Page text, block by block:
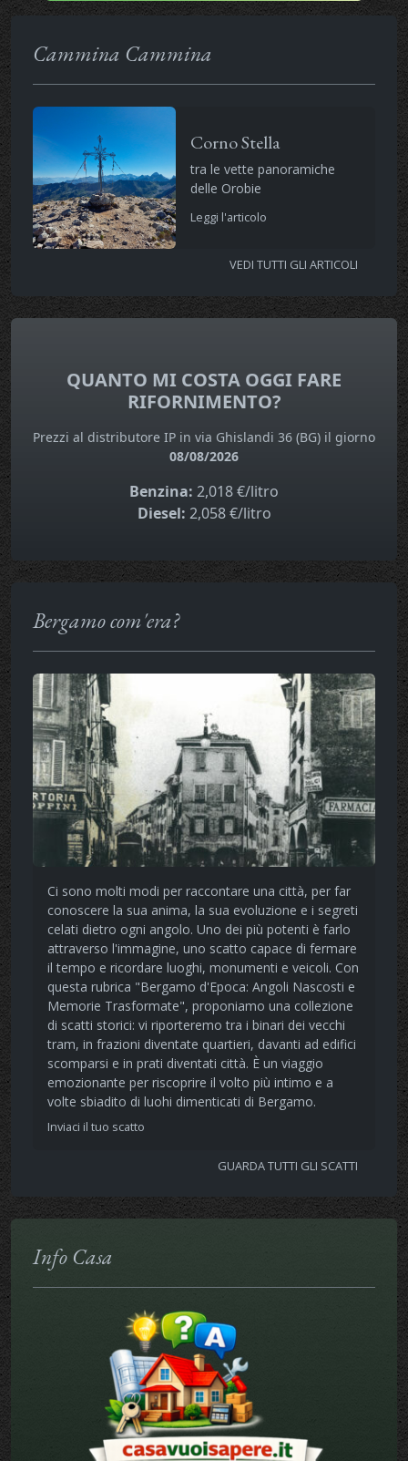
Cammina Cammina
Corno Stella
tra le vette panoramiche
delle Orobie
Leggi l'articolo
VEDI TUTTI GLI ARTICOLI
QUANTO MI COSTA OGGI FARE
RIFORNIMENTO?
Prezzi al distributore IP in via Ghislandi 36 (BG) il giorno
08/08/2026
Benzina: 2,018 €/litro
Diesel: 2,058 €/litro
Bergamo com'era?
Ci sono molti modi per raccontare una città, per far
conoscere la sua anima, la sua evoluzione e i segreti
celati dietro ogni angolo. Uno dei più potenti è farlo
attraverso l'immagine, uno scatto capace di fermare
il tempo e ricordare luoghi, monumenti e veicoli. Con
questa rubrica "Bergamo d'Epoca: Angoli Nascosti e
Memorie Trasformate", proponiamo una collezione
di scatti storici: vi riporteremo tra i binari dei vecchi
tram, in frazioni diventate quartieri, davanti ad edifici
scomparsi e in prati diventati città. È un viaggio
emozionante per riscoprire il volto più intimo e a
volte sbiadito di luohi dimenticati di Bergamo.
Inviaci il tuo scatto
GUARDA TUTTI GLI SCATTI
Info Casa